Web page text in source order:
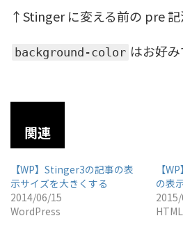
↑Stinger に変える前の pre 記
background-color はお好
関連
【WP】Stinger3の記事の表
示サイズを大きくする
2014/06/15
WordPress
【
の表